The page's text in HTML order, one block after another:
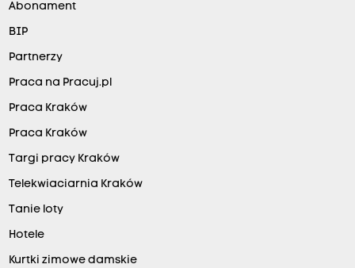
Abonament
BIP
Partnerzy
Praca na Pracuj.pl
Praca Kraków
Praca Kraków
Targi pracy Kraków
Telekwiaciarnia Kraków
Tanie loty
Hotele
Kurtki zimowe damskie